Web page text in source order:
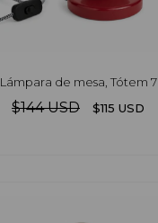
Lámpara de mesa, Tótem 7
$144 USD $115 USD